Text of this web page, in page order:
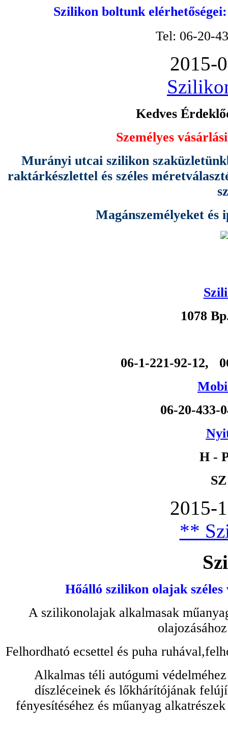
Szilikon boltunk
Tel: 06-20-
2015-
Kedves
Személyes
Murányi utcai szilikon
raktárkészlettel és széles
Magánszemélyeket és
1078
06-1-221-92-12,
06-20-
H -
2015-
**
Hőálló szilikon olajak
A szilikonolajak alkalmasak
Felhordható ecsettel és puha
Alkalmas téli autógumi
díszléceinek és lőkhárítójának
fényesítéséhez és műanyag